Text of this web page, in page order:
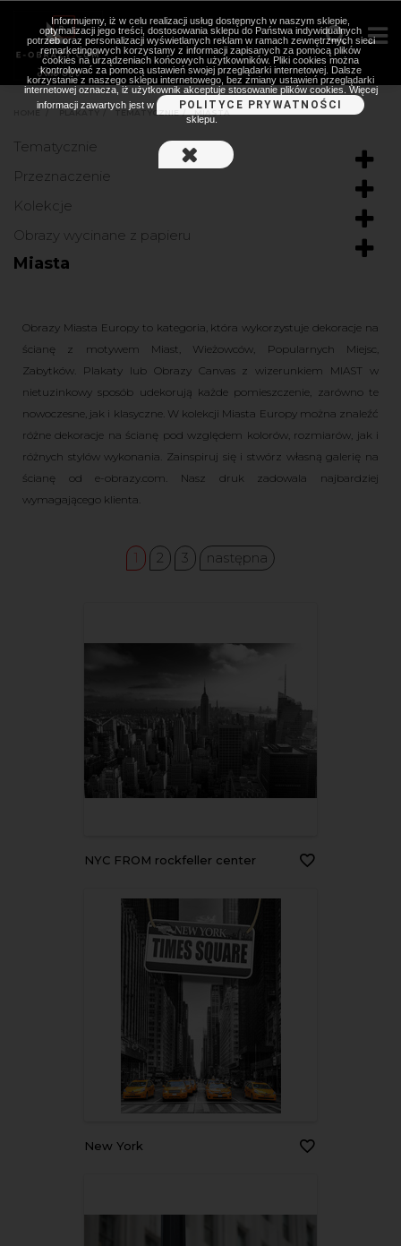
PLAKATY > TEMATYCZNIE
Tematycznie
Przeznaczenie
Kolekcje
Obrazy wycinane z papieru
Miasta
Obrazy Miasta Europy to kategoria, która wykorzystuje dekoracje na
ścianę z motywem Miast, Wieżowców, Popularnych Miejsc,
Zabytków. Plakaty lub Obrazy Canvas z wizerunkiem MIAST w
nietuzinkowy sposób udekorują każde pomieszczenie, zarówno te
nowoczesne, jak i klasyczne. W kolekcji Miasta Europy można znaleźć
różne dekoracje na ścianę pod względem kolorów, rozmiarów, jak i
różnych stylów wykonania. Zainspiruj się i stwórz własną galerię na
ścianę od e-obrazy.com. Nasz druk zadowala najbardziej
wymagającego klienta.
1 2 3 następna
NYC FROM rockfeller center
New York
Informujemy, iż w celu realizacji usług dostępnych w naszym sklepie,
optymalizacji jego treści, dostosowania sklepu do Państwa indywidualnych
potrzeb oraz personalizacji wyświetlanych reklam w ramach zewnętrznych sieci
remarketingowych korzystamy z informacji zapisanych za pomocą plików
cookies na urządzeniach końcowych użytkowników. Pliki cookies można
kontrolować za pomocą ustawień swojej przeglądarki internetowej. Dalsze
korzystanie z naszego sklepu internetowego, bez zmiany ustawień przeglądarki
internetowej oznacza, iż użytkownik akceptuje stosowanie plików cookies. Więcej
informacji zawartych jest w
POLITYCE PRYWATNOŚCI
sklepu.